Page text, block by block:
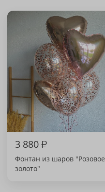
3 880₽
Фонтан из шаров "Розовое
золото"